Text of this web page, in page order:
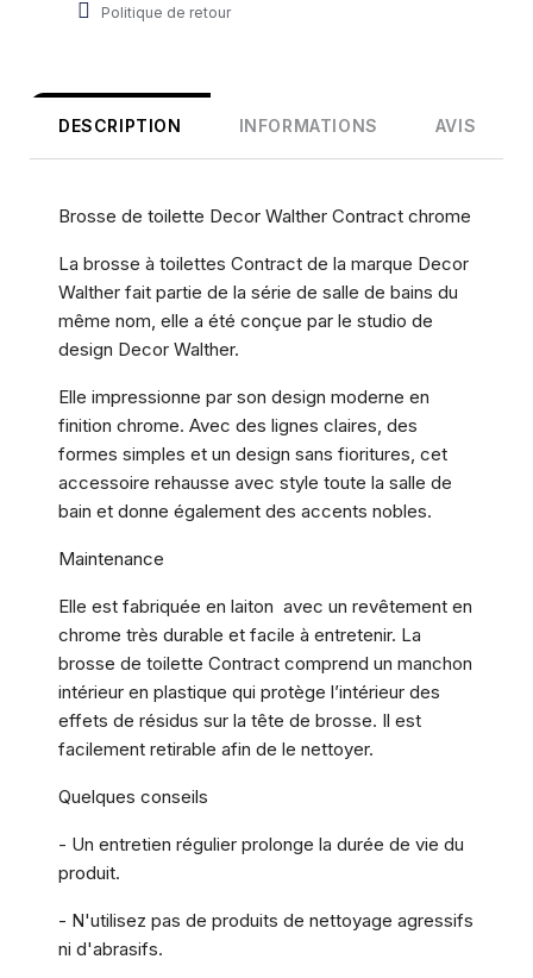
Politique de retour
DESCRIPTION INFORMATIONS AVIS
Brosse de toilette Decor Walther Contract chrome
La brosse à toilettes Contract de la marque Decor
Walther fait partie de la série de salle de bains du
même nom, elle a été conçue par le studio de
design Decor Walther.
Elle impressionne par son design moderne en
finition chrome. Avec des lignes claires, des
formes simples et un design sans fioritures, cet
accessoire rehausse avec style toute la salle de
bain et donne également des accents nobles.
Maintenance
Elle est fabriquée en laiton avec un revêtement en
chrome très durable et facile à entretenir. La
brosse de toilette Contract comprend un manchon
intérieur en plastique qui protège l’intérieur des
effets de résidus sur la tête de brosse. Il est
facilement retirable afin de le nettoyer.
Quelques conseils
- Un entretien régulier prolonge la durée de vie du
produit.
- N'utilisez pas de produits de nettoyage agressifs
ni d'abrasifs.